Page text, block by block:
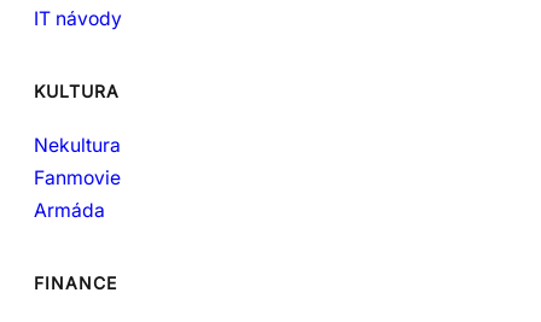
IT návody
KULTURA
Nekultura
Fanmovie
Armáda
FINANCE